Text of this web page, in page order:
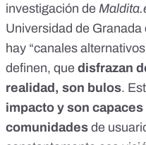
investigación de
Universidad de
hay “canales
definen, que disfrazan
realidad, son bulos.
impacto y son
comunidades de